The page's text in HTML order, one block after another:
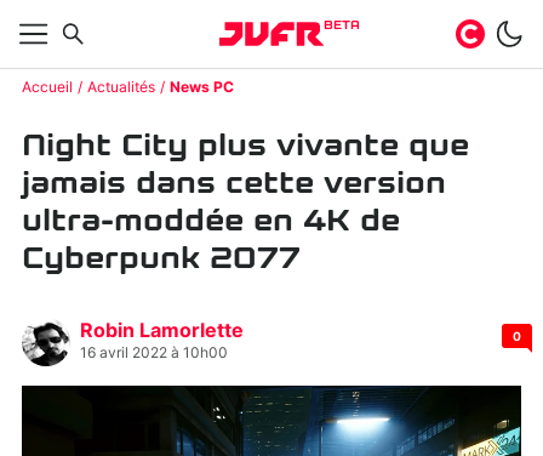
BETA
Accueil Actualités News PC
Night City plus vivante que
jamais dans cette version
ultra-moddée en 4K de
Cyberpunk 2077
Robin Lamorlette
16 avril 2022 à 10h00
0